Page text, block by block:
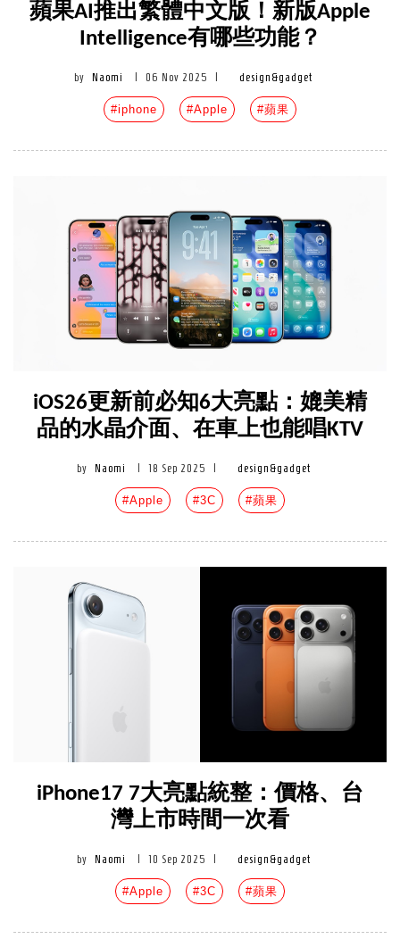
蘋果AI推出繁體中文版！新版Apple
Intelligence有哪些功能？
by Naomi 06 Nov 2025 design&gadget
#iphone #Apple #蘋果
iOS26更新前必知6大亮點：媲美精
品的水晶介面、在車上也能唱KTV
by Naomi 18 Sep 2025 design&gadget
#Apple #3C #蘋果
iPhone17 7大亮點統整：價格、台
灣上市時間一次看
by Naomi 10 Sep 2025 design&gadget
#Apple #3C #蘋果